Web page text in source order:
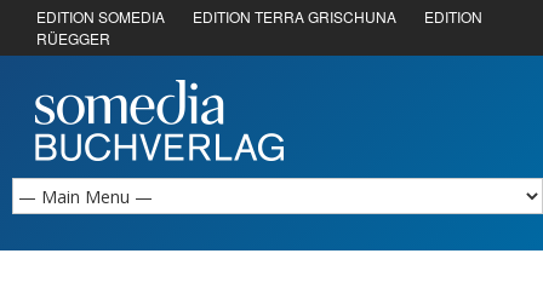
EDITION SOMEDIA EDITION TERRA GRISCHUNA
EDITION
RÜEGGER